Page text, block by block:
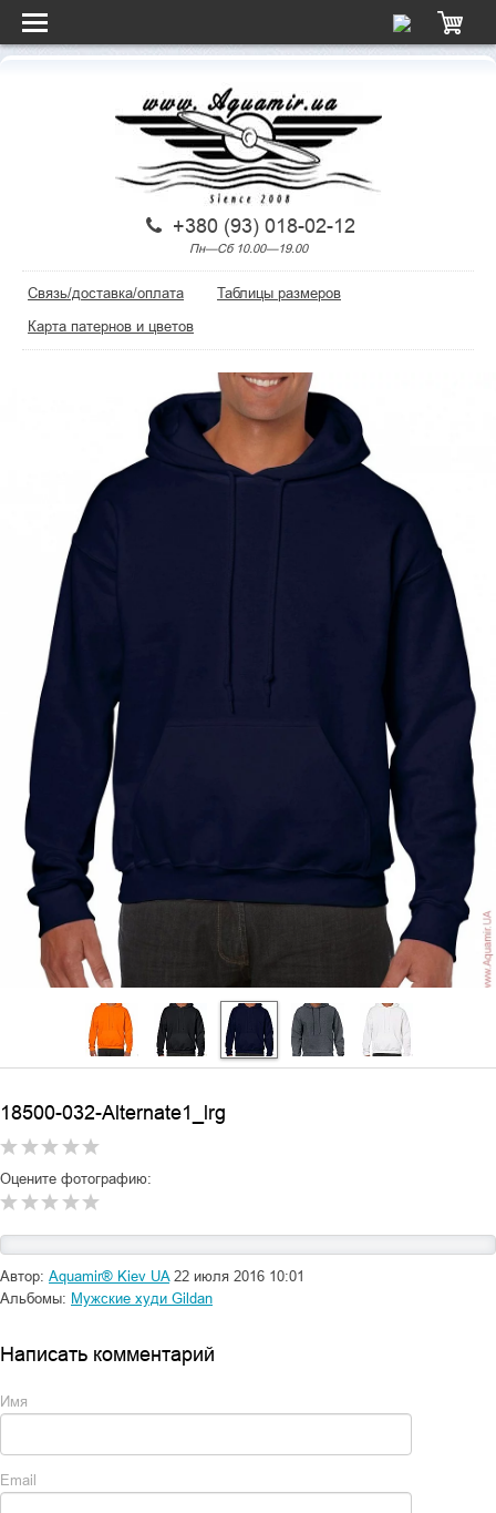
+380 (93) 018-02-12
Пн—Сб 10.00—19.00
Связь/доставка/оплата
Таблицы размеров
Карта патернов и цветов
18500-032-Alternate1_lrg
Оцените фотографию:
Автор: Aquamir® Kiev UA22 июля 2016 10:01
Альбомы: Мужские худи Gildan
Написать комментарий
Имя
Email